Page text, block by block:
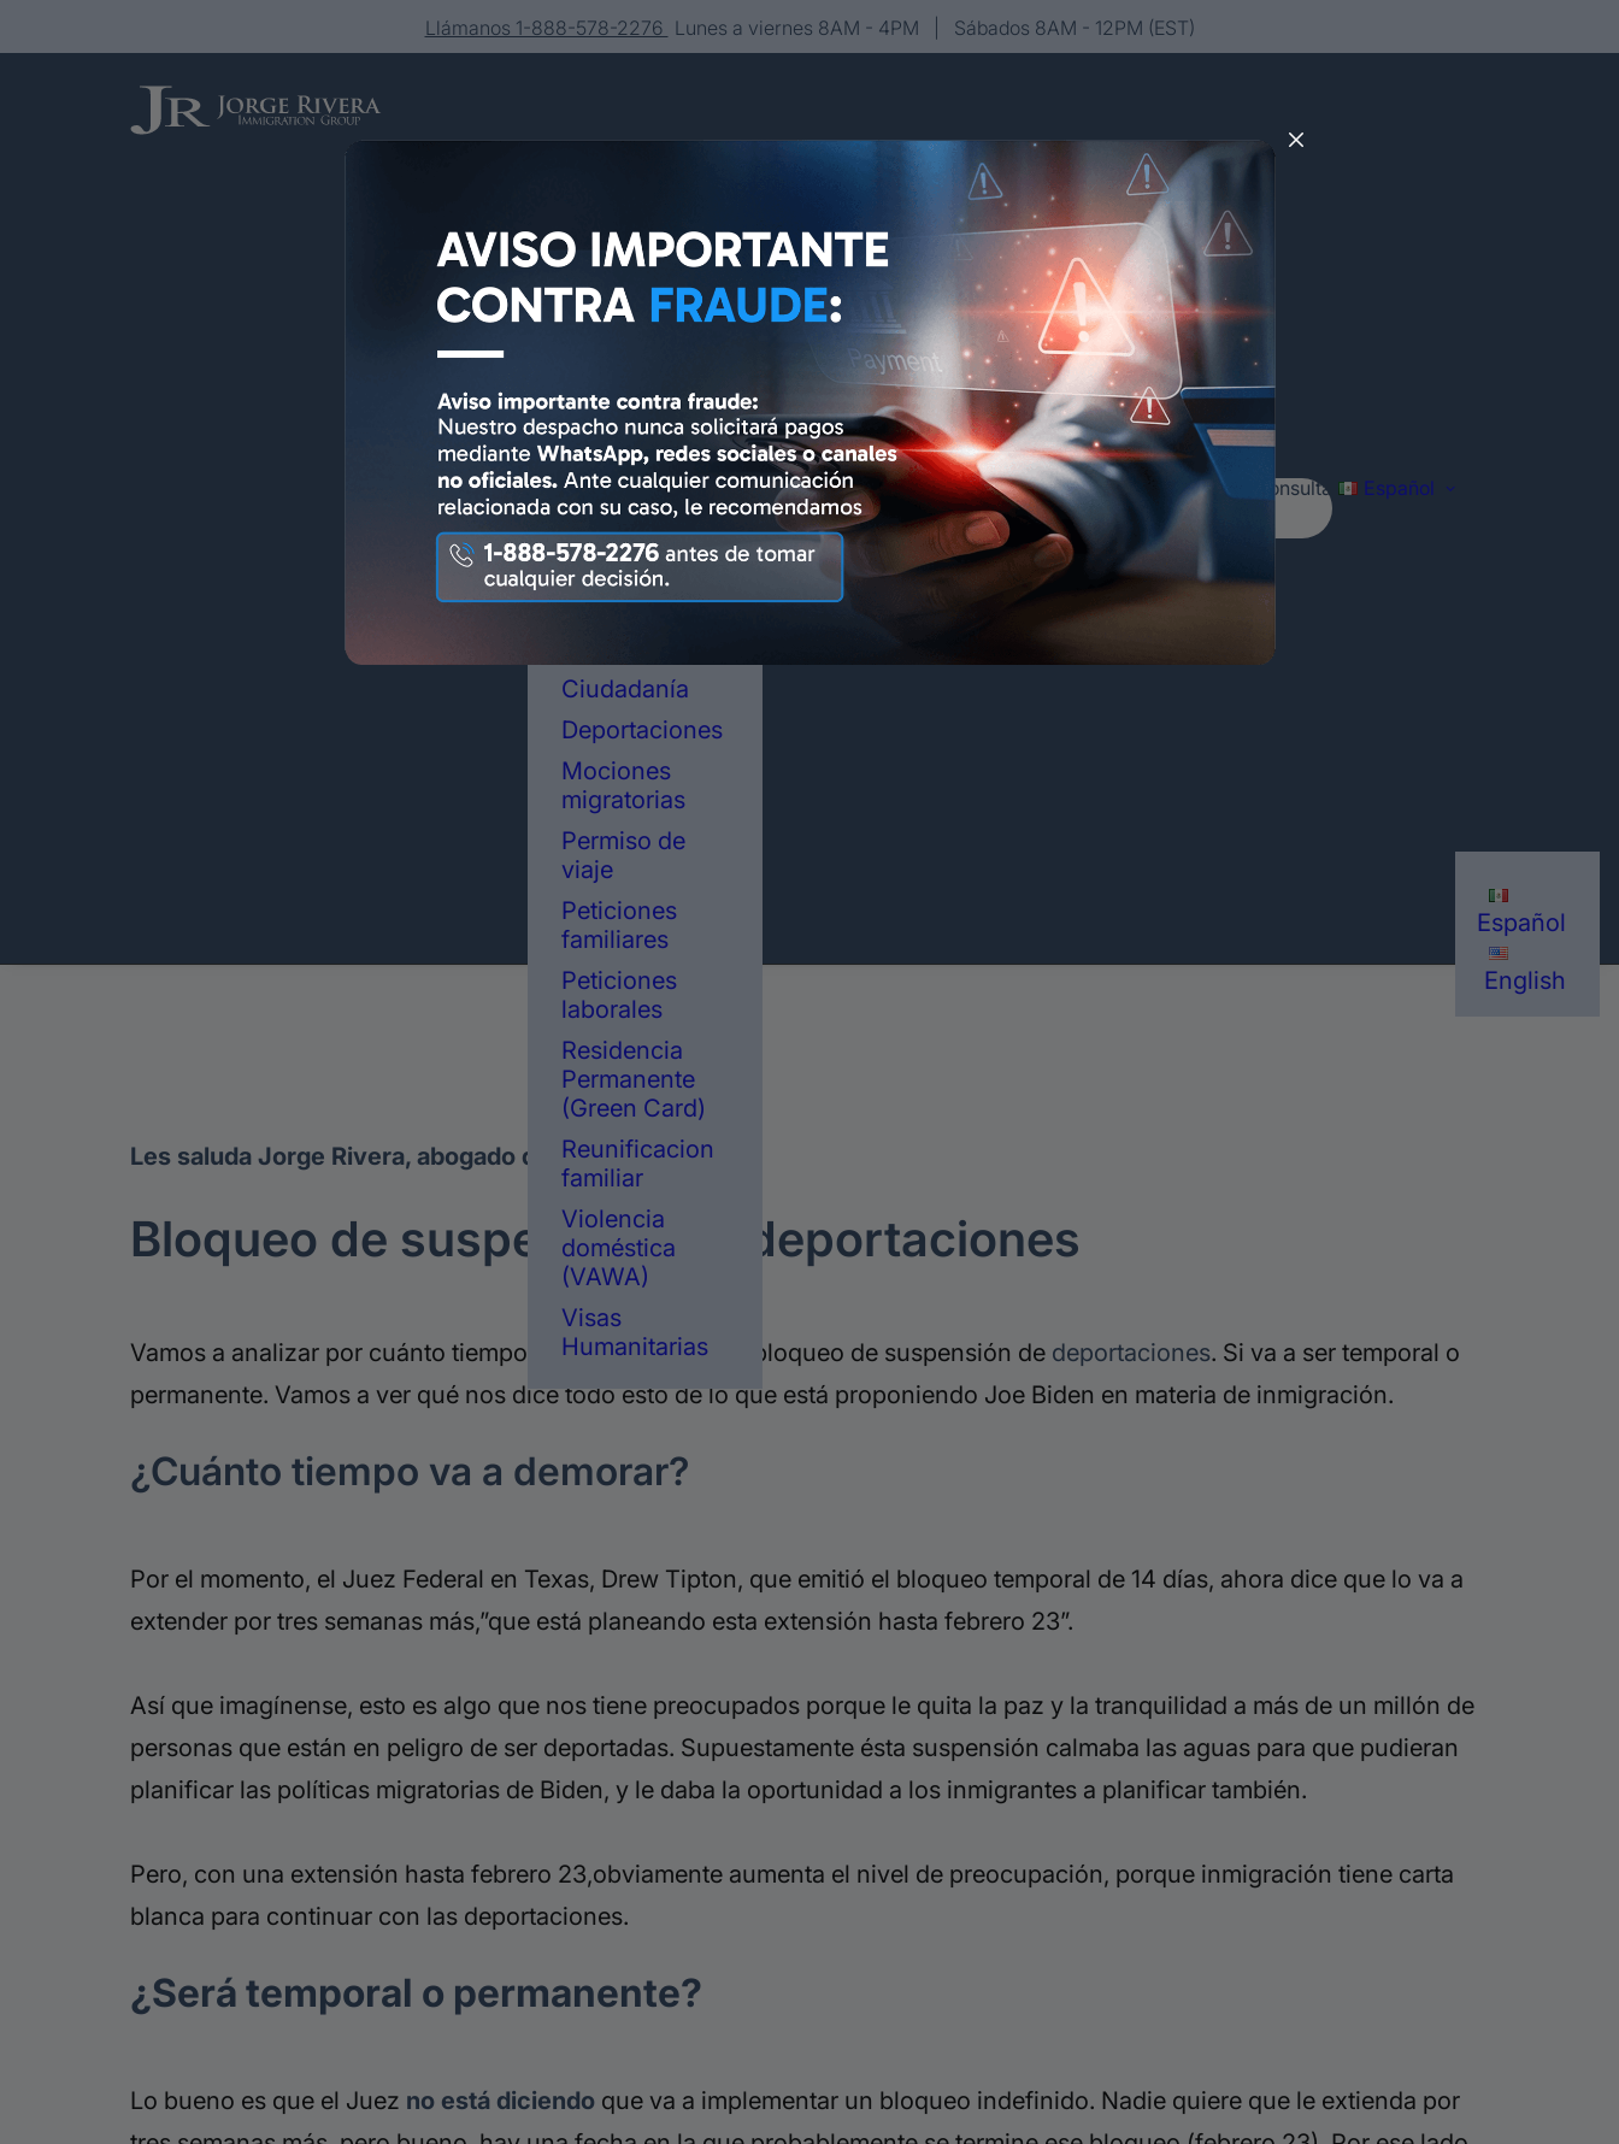
Llámanos 1-888-578-2276 Lunes a viernes 8AM - 4PM | Sábados 8AM - 12PM (EST)
Servicios
Asesoría y
representación
legal en
inmigración
Ciudadanía
Deportaciones
Mociones
migratorias
Permiso de
viaje
Peticiones
familiares
Peticiones
laborales
Residencia
Permanente
(Green Card)
Reunificacion
familiar
Violencia
doméstica
(VAWA)
Visas
Humanitarias
Conócenos Editorial Contacto Agenda tu consulta Español
Español
English
Les saluda Jorge Rivera, abogado de inmigración
Bloqueo de suspensión de deportaciones
Vamos a analizar por cuánto tiempo quieren extender el bloqueo de suspensión de deportaciones. Si va a ser temporal o
permanente. Vamos a ver qué nos dice todo esto de lo que está proponiendo Joe Biden en materia de inmigración.
¿Cuánto tiempo va a demorar?
Por el momento, el Juez Federal en Texas, Drew Tipton, que emitió el bloqueo temporal de 14 días, ahora dice que lo va a
extender por tres semanas más,”que está planeando esta extensión hasta febrero 23”.
Así que imagínense, esto es algo que nos tiene preocupados porque le quita la paz y la tranquilidad a más de un millón de
personas que están en peligro de ser deportadas. Supuestamente ésta suspensión calmaba las aguas para que pudieran
planificar las políticas migratorias de Biden, y le daba la oportunidad a los inmigrantes a planificar también.
Pero, con una extensión hasta febrero 23,obviamente aumenta el nivel de preocupación, porque inmigración tiene carta
blanca para continuar con las deportaciones.
¿Será temporal o permanente?
Lo bueno es que el Juez no está diciendo que va a implementar un bloqueo indefinido. Nadie quiere que le extienda por